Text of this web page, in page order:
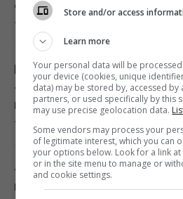
23:24 четвер, 06 серпня 2026
Україна ставить Путіна
годинник, - Newsweek
23:07 четвер, 06 серпня 2026
Корецький анонсував
заробітної плати
22:53 четвер, 06 серпня 2026
серпні: поради
7 серпня 2026, 01:00
Білі речі знову
«бабусин» трюк без
відбілювача
7 серпня 2026, 00:06
«Я не готовий»: чоловік
відкараскався від її
Store and/or access
Learn more
Your personal data will be
your device (cookies, unique
data) may be stored by, accessed by
partners, or used specifically by this
may use precise geolocation data.
Some vendors may process your
of legitimate interest, which you can
your options below. Look for a link
or in the site menu to manage or
and cookie settings.